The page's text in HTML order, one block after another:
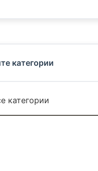
категории
категории